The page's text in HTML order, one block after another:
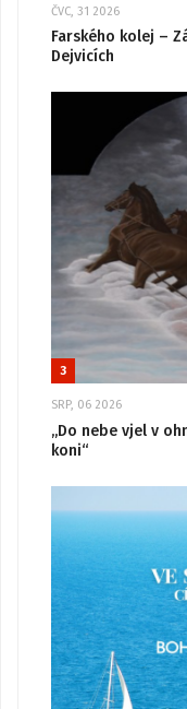
ČVC, 31 2026
Farského kolej –
Dejvicích
3
SRP, 06 2026
„Do nebe vjel v
koni“